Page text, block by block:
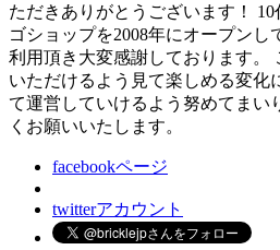
ただきありがとうございます！
ゴショップを2008年にオープン
利用頂き大変感謝しております。
いただけるよう見て楽しめる変化
て運営していけるよう努めてまい
くお願いいたします。
facebookページ
twitterアカウント